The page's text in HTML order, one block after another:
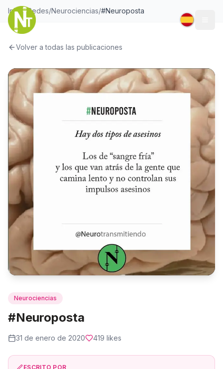
Inicio/Redes/Neurociencias/#Neuroposta
Volver a todas las publicaciones
Neurociencias
#Neuroposta
31 de enero de 2020 419 likes
ESCRITO POR